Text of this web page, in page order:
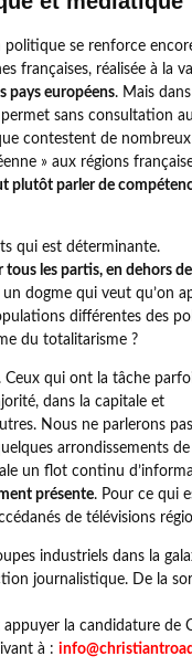
se renforce
françaises, réalisée à la
pays européens. Mais
sans consultation
contestent de nombreux
» aux régions
plutôt parler de
qui est déterminante.
les partis, en dehors
dogme qui veut qu’on
différentes des
du totalitarisme ?
Ceux qui ont la tâche
dans la capitale et
Nous ne parlerons
arrondissements de
un flot continu
présente. Pour ce qui
de télévisions
industriels dans la
journalistique. De la
la candidature de
à :